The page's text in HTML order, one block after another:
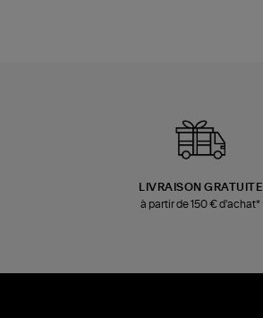
LIVRAISON GRATUITE
à partir de 150 € d'achat*